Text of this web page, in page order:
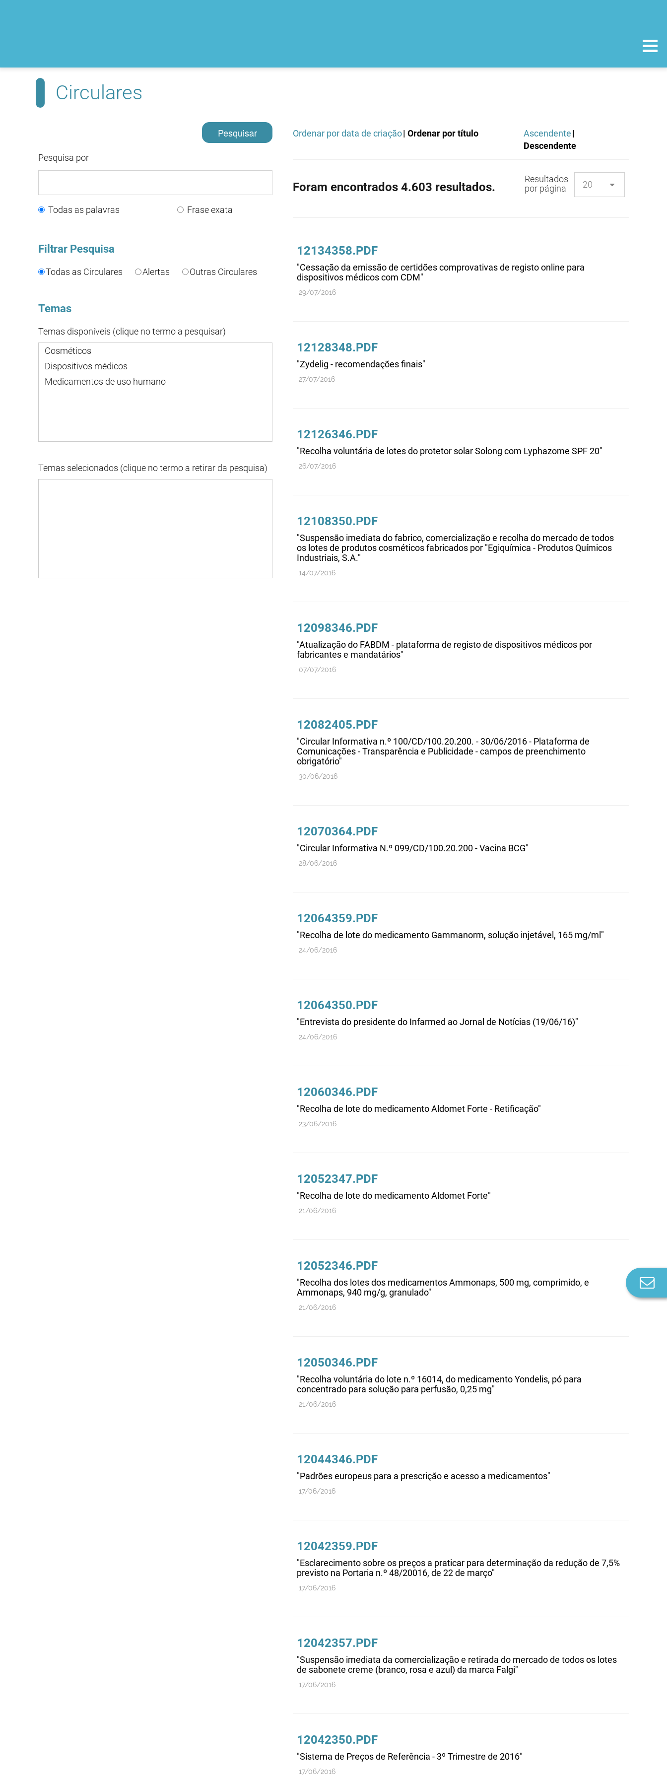
Circulares
Pesquisar
Pesquisa por
Todas as palavras Frase exata
Filtrar Pesquisa
Todas as Circulares Alertas Outras Circulares
Temas
Temas disponíveis (clique no termo a pesquisar)
Cosméticos
Dispositivos médicos
Medicamentos de uso humano
Temas selecionados (clique no termo a retirar da pesquisa)
Ordenar por data de criação| Ordenar por título Ascendente|
Descendente
Foram encontrados 4.603 resultados.
Resultados
por página
12134358.PDF
"Cessação da emissão de certidões comprovativas de registo online para
dispositivos médicos com CDM"
29/07/2016
12128348.PDF
"Zydelig - recomendações finais"
27/07/2016
12126346.PDF
"Recolha voluntária de lotes do protetor solar Solong com Lyphazome SPF 20"
26/07/2016
12108350.PDF
"Suspensão imediata do fabrico, comercialização e recolha do mercado de todos
os lotes de produtos cosméticos fabricados por "Egiquímica - Produtos Químicos
Industriais, S.A."
14/07/2016
12098346.PDF
"Atualização do FABDM - plataforma de registo de dispositivos médicos por
fabricantes e mandatários"
07/07/2016
12082405.PDF
"Circular Informativa n.º 100/CD/100.20.200. - 30/06/2016 - Plataforma de
Comunicações - Transparência e Publicidade - campos de preenchimento
obrigatório"
30/06/2016
12070364.PDF
"Circular Informativa N.º 099/CD/100.20.200 - Vacina BCG"
28/06/2016
12064359.PDF
"Recolha de lote do medicamento Gammanorm, solução injetável, 165 mg/ml"
24/06/2016
12064350.PDF
"Entrevista do presidente do Infarmed ao Jornal de Notícias (19/06/16)"
24/06/2016
12060346.PDF
"Recolha de lote do medicamento Aldomet Forte - Retificação"
23/06/2016
12052347.PDF
"Recolha de lote do medicamento Aldomet Forte"
21/06/2016
12052346.PDF
"Recolha dos lotes dos medicamentos Ammonaps, 500 mg, comprimido, e
Ammonaps, 940 mg/g, granulado"
21/06/2016
12050346.PDF
"Recolha voluntária do lote n.º 16014, do medicamento Yondelis, pó para
concentrado para solução para perfusão, 0,25 mg"
21/06/2016
12044346.PDF
"Padrões europeus para a prescrição e acesso a medicamentos"
17/06/2016
12042359.PDF
"Esclarecimento sobre os preços a praticar para determinação da redução de 7,5%
previsto na Portaria n.º 48/20016, de 22 de março"
17/06/2016
12042357.PDF
"Suspensão imediata da comercialização e retirada do mercado de todos os lotes
de sabonete creme (branco, rosa e azul) da marca Falgi"
17/06/2016
12042350.PDF
"Sistema de Preços de Referência - 3º Trimestre de 2016"
17/06/2016